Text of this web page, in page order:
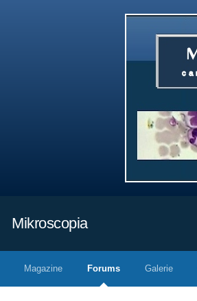
Mikroscopia
Magazine Forums Galerie